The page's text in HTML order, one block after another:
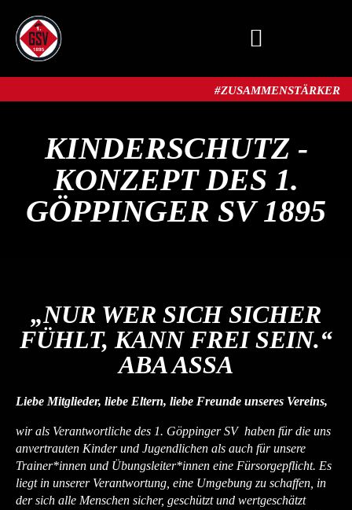
#ZUSAMMENSTÄRKER​
KINDERSCHUTZ -
KONZEPT DES 1.
GÖPPINGER SV 1895
„NUR WER SICH SICHER
FÜHLT, KANN FREI SEIN.“
ABA ASSA
Liebe Mitglieder, liebe Eltern, liebe Freunde unseres Vereins,
wir als Verantwortliche des 1. Göppinger SV haben für die uns
anvertrauten Kinder und Jugendlichen als auch für unsere
Trainer*innen und Übungsleiter*innen eine Fürsorgepflicht. Es
liegt in unserer Verantwortung, eine Umgebung zu schaffen, in
der sich alle Menschen sicher, geschützt und wertgeschätzt